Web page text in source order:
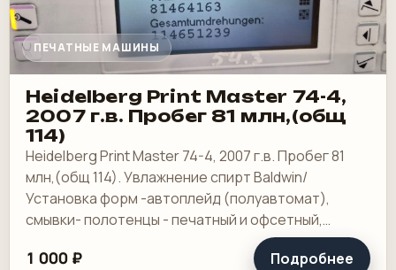
ПЕЧАТНЫЕ МАШИНЫ
Heidelberg Print Master 74-4,
2007 г.в. Пробег 81 млн,(общ
114)
Heidelberg Print Master 74-4, 2007 г.в. Пробег 81
млн,(общ 114). Увлажнение спирт Baldwin/
Установка форм -автоплейд (полуавтомат),
смывки- полотенцы - печатный и офсетный,
выносной пульт ClassicCenter -PM74 - краски и.
1 000 ₽ Подробнее